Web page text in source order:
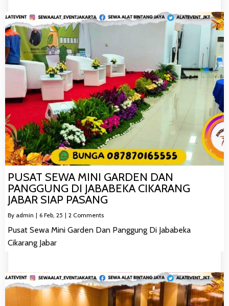
PUSAT SEWA MINI GARDEN DAN
PANGGUNG DI JABABEKA CIKARANG
JABAR SIAP PASANG
By admin | 6 Feb, 25 | 2 Comments
Pusat Sewa Mini Garden Dan Panggung Di Jababeka
Cikarang Jabar